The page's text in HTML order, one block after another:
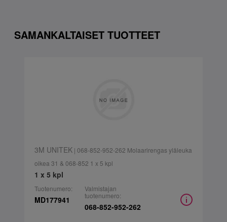
SAMANKALTAISET TUOTTEET
3M UNITEK| 068-852-952-262 Molaarirengas yläleuka
oikea 31 & 068-852 1 x 5 kpl
1 x 5 kpl
Tuotenumero:
MD177941
Valmistajan
tuotenumero:
068-852-952-262